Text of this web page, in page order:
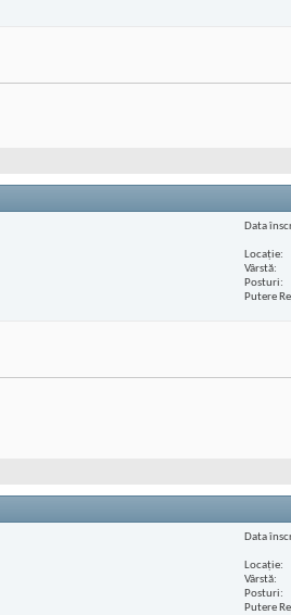
Data
Locaţie
Vârstă
Posturi
Putere
Data
Locaţie
Vârstă
Posturi
Putere